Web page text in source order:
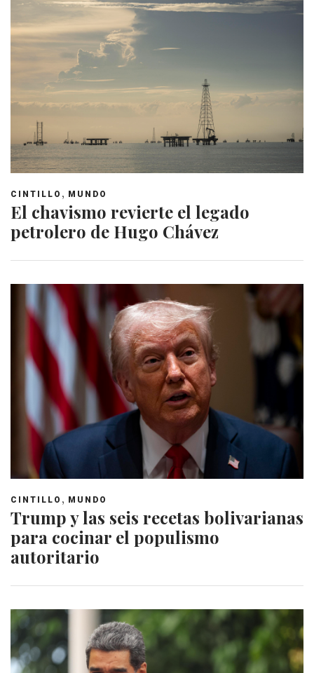
CINTILLO , MUNDO
El chavismo revierte el legado
petrolero de Hugo Chávez
CINTILLO , MUNDO
Trump y las seis recetas bolivarianas
para cocinar el populismo
autoritario